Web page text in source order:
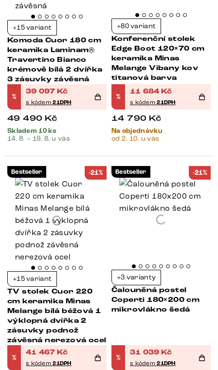
+15 variant
Komoda Cuor 180 cm
keramika Laminam®
Travertino Bianco
krémově bílá 2 dvířka
3 zásuvky závěsná
%
39 097 Kč
s kódem21DPH
49 490 Kč
Skladem 10 ks
14. 8. – 19. 8. u vás
+80 variant
Konferenční stolek
Edge Boot 120×70 cm
keramika Minas
Melange Vibany kov
titanová barva
%
11 684 Kč
s kódem21DPH
14 790 Kč
Na objednávku
od 2. 10. u vás
Bestseller -21%
+15 variant
TV stolek Cuor 220
cm keramika Minas
Melange bílá béžová 1
výklopná dvířka 2
zásuvky podnož
závěsná nerezová ocel
%
41 467 Kč
s kódem21DPH
Bestseller -21%
+3 varianty
Čalouněná postel
Coperti 180×200 cm
mikrovlákno šedá
%
31 039 Kč
s kódem21DPH